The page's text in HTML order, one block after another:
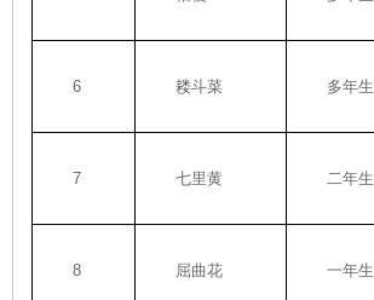
6 耧斗菜 多年生
7 七里黄 二年生
8 屈曲花 一年生